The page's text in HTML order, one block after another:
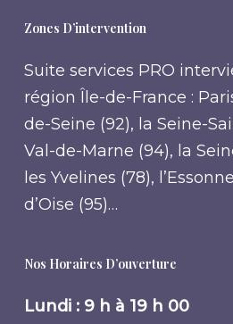
Zones D’intervention
Suite services PRO
région Île-de-France :
de-Seine (92), la Seine-
Val-de-Marne (94), la
les Yvelines (78),
d’Oise (95)…
Nos Horaires D’ouverture
Lundi : 9 h à 19 h 00